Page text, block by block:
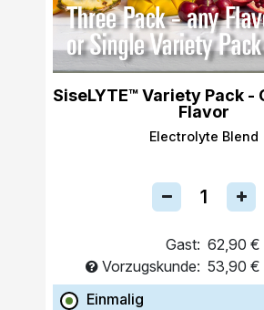
SiseLYTE™ Variety Pack -
Flavor
Electrolyte Blend
Gast: 62,90 €
Vorzugskunde: 53,90 €
Einmalig